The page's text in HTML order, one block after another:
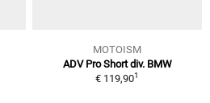
MOTOISM
ADV Pro Short div. BMW
€ 119,901